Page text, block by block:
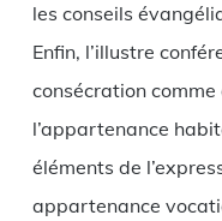
les conseils
Enfin, l’illustre
consécration
l’appartenance
éléments de
appartenance